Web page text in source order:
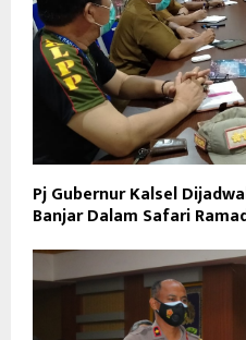
Pj Gubernur Kalsel
Banjar Dalam Safari